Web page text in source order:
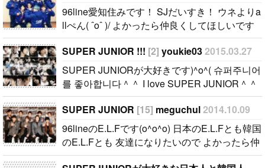
96line愛知住みです！ SJだいすき！ ウネよりa
llぺん( ˆoˆ )/ よかったら仲良くしてほしいです
~..
SUPER JUNIOR !!! [2] youkie032015.03.27
SUPER JUNIORが大好きです)^o^( 슈퍼주니어
를 좋아합니다＾＾ I love SUPER JUNIOR＾＾
ELFのみなさん、ぜひお友達になってください
(^○^) 엘프 여러분 사이 좋게 지내주세요！ I hop
e we can be good friends !..
SUPER JUNIOR [15] meguchul2014.10.09
96lineのE.L.Fです(o^o^o) 日本のE.L.Fとも韓国
のE.L.Fとも 友達になりたいので よかったら仲
良くしてください☆..